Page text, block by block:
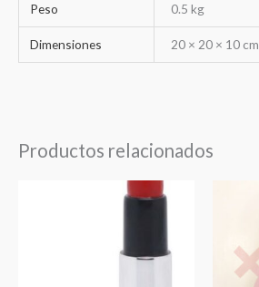
Peso 0.5 kg
Dimensiones 20 × 20 × 10 cm
Productos relacionados